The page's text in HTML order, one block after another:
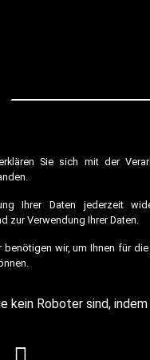
Sie sich mit der
Ihrer Daten jederzeit
zur Verwendung Ihrer Daten.
wir, um Ihnen für
kein Roboter sind,